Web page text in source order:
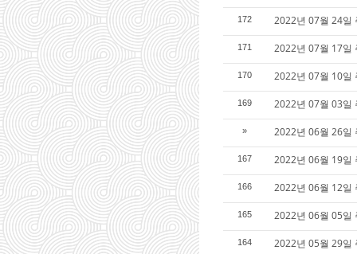
172 2022년 07월 24일
171 2022년 07월 17일
170 2022년 07월 10일
169 2022년 07월 03일
» 2022년 06월 26일
167 2022년 06월 19일
166 2022년 06월 12일
165 2022년 06월 05일
164 2022년 05월 29일